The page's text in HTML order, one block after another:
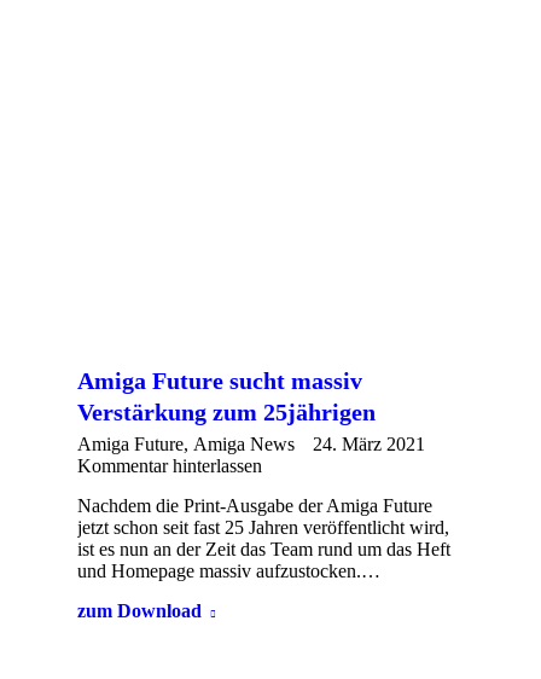
Amiga Future sucht massiv
Verstärkung zum 25jährigen
Amiga Future, Amiga News
24. März 2021
Kommentar hinterlassen
Nachdem die Print-Ausgabe der Amiga Future
jetzt schon seit fast 25 Jahren veröffentlicht wird,
ist es nun an der Zeit das Team rund um das Heft
und Homepage massiv aufzustocken.…
zum Download